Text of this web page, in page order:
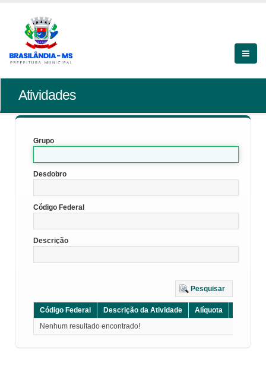
Atividades
Grupo
Desdobro
Código Federal
Descrição
Pesquisar
Código Federal Descrição da Atividade Alíquota
Nenhum resultado encontrado!